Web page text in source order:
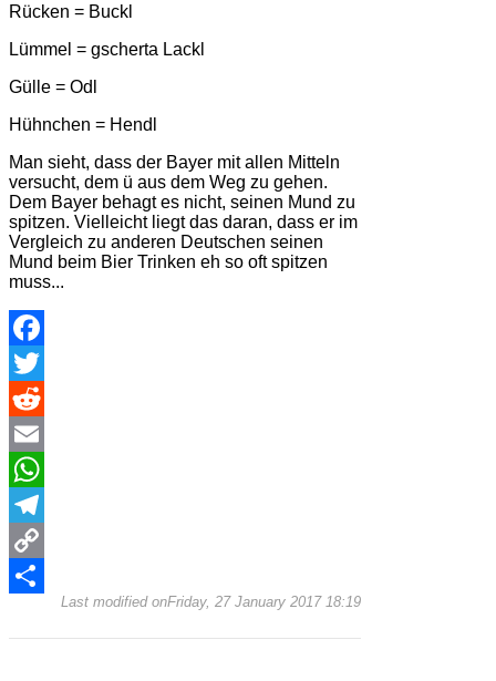
Rücken = Buckl
Lümmel = gscherta Lackl
Gülle = Odl
Hühnchen = Hendl
Man sieht, dass der Bayer mit allen Mitteln
versucht, dem ü aus dem Weg zu gehen.
Dem Bayer behagt es nicht, seinen Mund zu
spitzen. Vielleicht liegt das daran, dass er im
Vergleich zu anderen Deutschen seinen
Mund beim Bier Trinken eh so oft spitzen
muss...
Facebook
Twitter
Reddit
Email
WhatsApp
Telegram
Copy
Last modified onFriday, 27 January 2017 18:19